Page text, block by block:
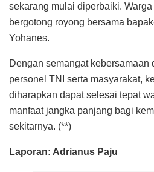
sekarang mulai diperbaiki.
bergotong royong bersama
Yohanes.
Dengan semangat kebersamaan
personel TNI serta masyarakat,
diharapkan dapat selesai tepat
manfaat jangka panjang bagi
sekitarnya. (**)
Laporan: Adrianus Paju